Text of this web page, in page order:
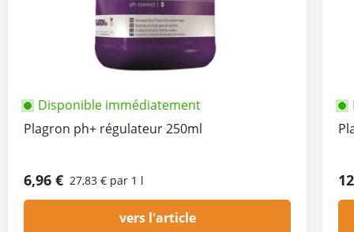
Disponible immédiatement
Plagron ph+ régulateur 250ml
6,96 € 27,83 € par 1 l
vers l'article